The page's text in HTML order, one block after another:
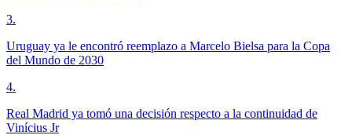
3.
Uruguay ya le encontró reemplazo a Marcelo Bielsa para la Copa
del Mundo de 2030
4.
Real Madrid ya tomó una decisión respecto a la continuidad de
Vinícius Jr